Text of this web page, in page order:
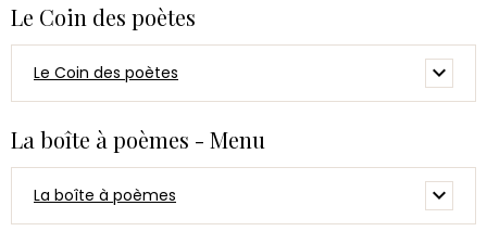
Le Coin des poètes
Le Coin des poètes
La boîte à poèmes - Menu
La boîte à poèmes